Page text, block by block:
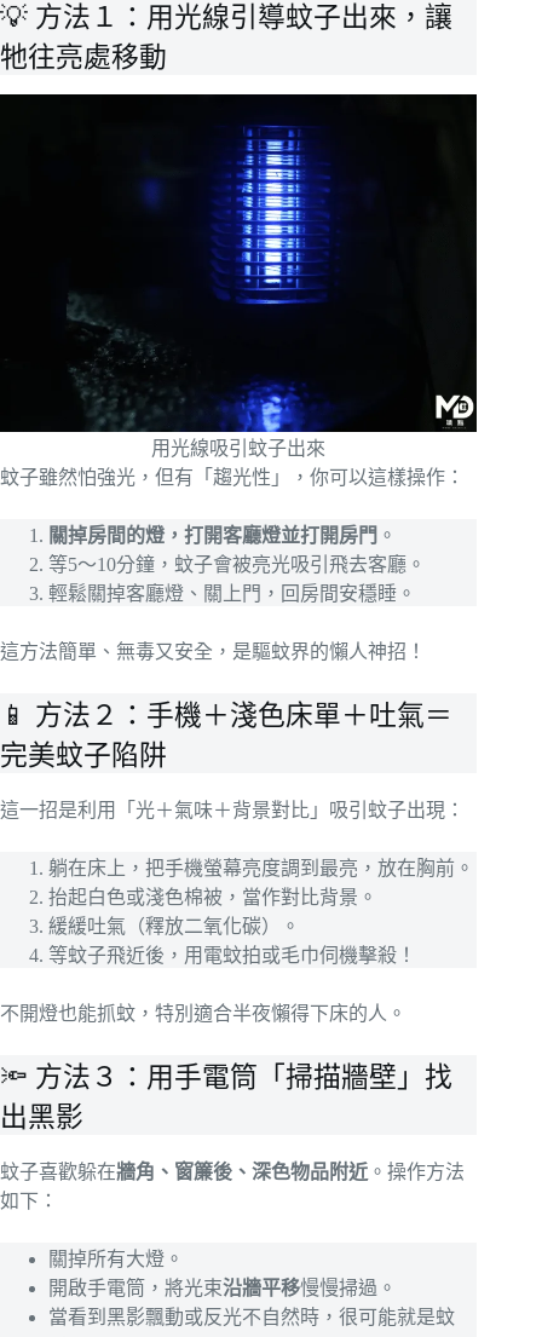
💡 方法１：用光線引導蚊子出來，讓
牠往亮處移動
用光線吸引蚊子出來
蚊子雖然怕強光，但有「趨光性」，你可以這樣操作：
關掉房間的燈，打開客廳燈並打開房門 。
等5～10分鐘，蚊子會被亮光吸引飛去客廳。
輕鬆關掉客廳燈、關上門，回房間安穩睡。
這方法簡單、無毒又安全，是驅蚊界的懶人神招！
📱 方法２：手機＋淺色床單＋吐氣＝
完美蚊子陷阱
這一招是利用「光＋氣味＋背景對比」吸引蚊子出現：
躺在床上，把手機螢幕亮度調到最亮，放在胸前。
抬起白色或淺色棉被，當作對比背景。
緩緩吐氣（釋放二氧化碳）。
等蚊子飛近後，用電蚊拍或毛巾伺機擊殺！
不開燈也能抓蚊，特別適合半夜懶得下床的人。
🔦 方法３：用手電筒「掃描牆壁」找
出黑影
蚊子喜歡躲在牆角、窗簾後、深色物品附近 。操作方法
如下：
關掉所有大燈。
開啟手電筒，將光束沿牆平移慢慢掃過。
當看到黑影飄動或反光不自然時，很可能就是蚊